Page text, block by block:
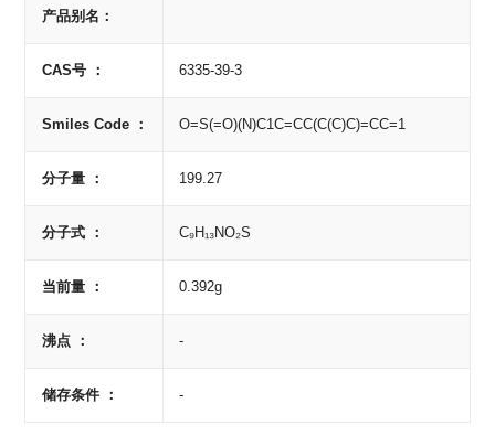
产品别名：
CAS号 ： 6335-39-3
Smiles Code ： O=S(=O)(N)C1C=CC(C(C)C)=CC=1
分子量 ： 199.27
分子式 ： C₉H₁₃NO₂S
当前量 ： 0.392g
沸点 ： -
储存条件 ： -